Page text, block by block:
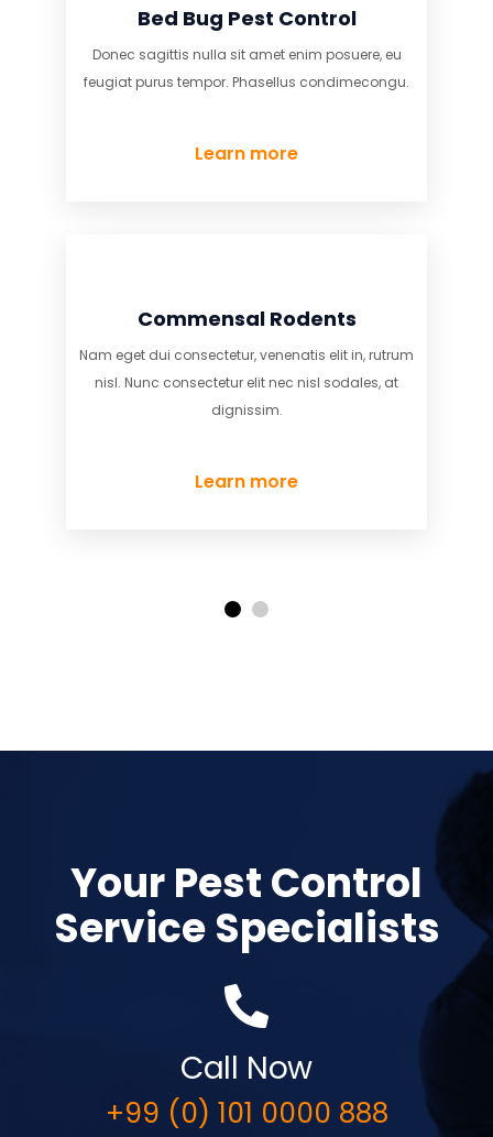
Integrated Pest Management
Donec sagittis nulla sit amet enim posuere, eu
feugiat purus tempor. Phasellus condimecongu.
Learn more
Fumigation Services
Nam eget dui consectetur, venenatis elit in, rutrum
nisl. Nunc consectetur elit nec nisl sodales, at
Learn more
Your Pest Control
Service Specialists
Call Now
+99 (0) 101 0000 888